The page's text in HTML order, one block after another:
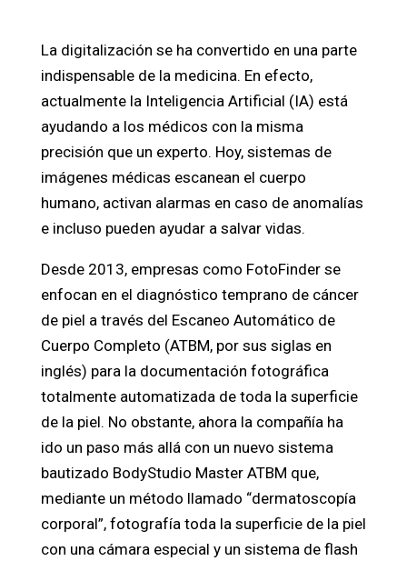
La digitalización se ha convertido en una parte
indispensable de la medicina. En efecto,
actualmente la Inteligencia Artificial (IA) está
ayudando a los médicos con la misma
precisión que un experto. Hoy, sistemas de
imágenes médicas escanean el cuerpo
humano, activan alarmas en caso de anomalías
e incluso pueden ayudar a salvar vidas.
Desde 2013, empresas como FotoFinder se
enfocan en el diagnóstico temprano de cáncer
de piel a través del Escaneo Automático de
Cuerpo Completo (ATBM, por sus siglas en
inglés) para la documentación fotográfica
totalmente automatizada de toda la superficie
de la piel. No obstante, ahora la compañía ha
ido un paso más allá con un nuevo sistema
bautizado BodyStudio Master ATBM que,
mediante un método llamado “dermatoscopía
corporal”, fotografía toda la superficie de la piel
con una cámara especial y un sistema de flash